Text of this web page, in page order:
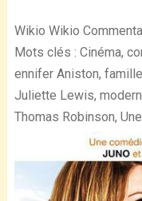
Wikio Wikio
Mots clés : Cinéma,
ennifer Aniston,
Juliette Lewis,
Thomas Robinson,